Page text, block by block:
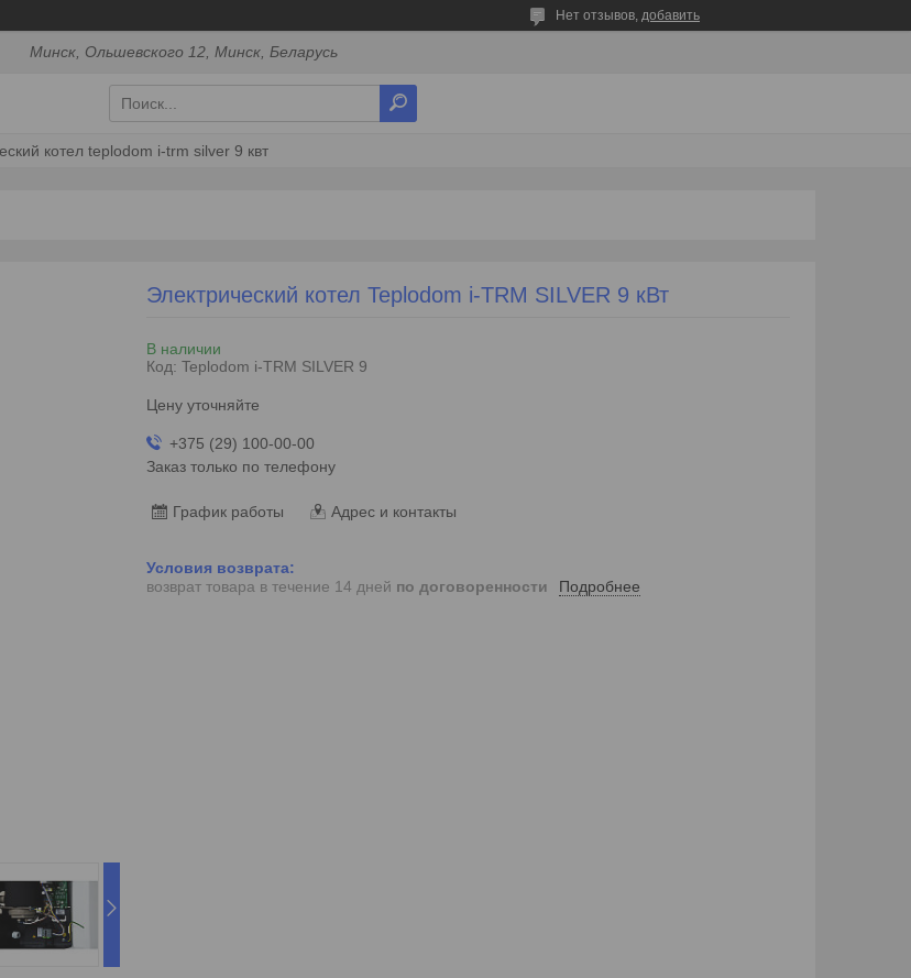
Нет отзывов, добавить
Минск, Ольшевского 12, Минск, Беларусь
котел teplodom i-trm silver 9 квт
Электрический котел Teplodom i-TRM SILVER 9 кВт
В наличии
Код: Teplodom i-TRM SILVER 9
Цену уточняйте
+375 (29) 100-00-00
Заказ только по телефону
График работы Адрес и контакты
возврат товара в течение 14 дней по договоренности Подробнее